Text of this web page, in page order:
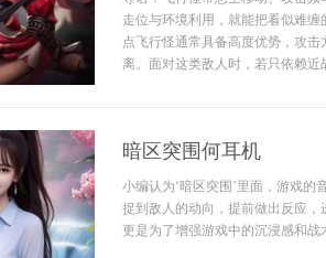
走位与环境利用，就能把看似难
点飞行怪通常具备高度优势，攻
离。面对这类敌人时，若只依赖
暗区突围何耳机
小编认为‘暗区突围’里面，游戏
捉到敌人的动向，提前做出反应
更是为了增强游戏中的沉浸感和战